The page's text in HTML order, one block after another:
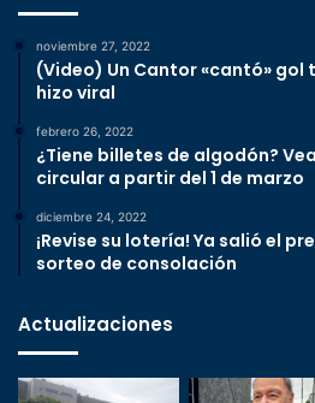
noviembre 27, 2022
(Video) Un Cantor «cantó» gol
hizo viral
febrero 26, 2022
¿Tiene billetes de algodón?
circular a partir del 1 de marzo
diciembre 24, 2022
¡Revise su lotería! Ya salió el
sorteo de consolación
Actualizaciones